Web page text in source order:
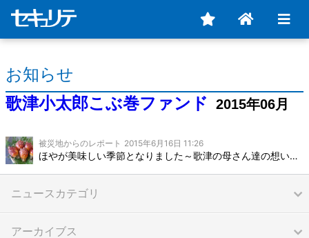
お知らせ
歌津小太郎こぶ巻ファンド
2015年06月
被災地からのレポート 2015年6月16日 11:26
ほやが美味しい季節となりました～歌津の母さん達の想いよとどけ！～
ニュースカテゴリ
アーカイブス